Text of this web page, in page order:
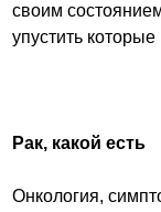
своим
упустить которые
Рак, какой есть
Онкология,